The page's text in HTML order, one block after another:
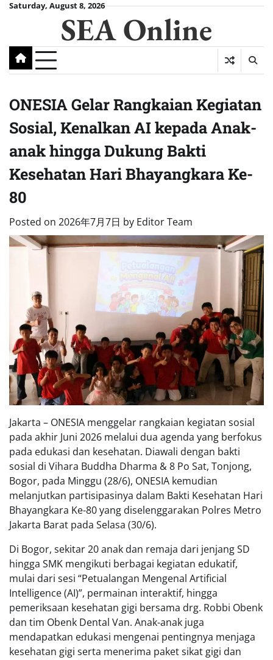
SkipSaturday, August 8, 2026
SEA Online
ONESIA Gelar Rangkaian Kegiatan
Sosial, Kenalkan AI kepada Anak-
anak hingga Dukung Bakti
Kesehatan Hari Bhayangkara Ke-
80
Posted on 2026年7月7日 by Editor Team
Jakarta – ONESIA menggelar rangkaian kegiatan sosial
pada akhir Juni 2026 melalui dua agenda yang berfokus
pada edukasi dan kesehatan. Diawali dengan bakti
sosial di Vihara Buddha Dharma & 8 Po Sat, Tonjong,
Bogor, pada Minggu (28/6), ONESIA kemudian
melanjutkan partisipasinya dalam Bakti Kesehatan Hari
Bhayangkara Ke-80 yang diselenggarakan Polres Metro
Jakarta Barat pada Selasa (30/6).
Di Bogor, sekitar 20 anak dan remaja dari jenjang SD
hingga SMK mengikuti berbagai kegiatan edukatif,
mulai dari sesi “Petualangan Mengenal Artificial
Intelligence (AI)”, permainan interaktif, hingga
pemeriksaan kesehatan gigi bersama drg. Robbi Obenk
dan tim Obenk Dental Van. Anak-anak juga
mendapatkan edukasi mengenai pentingnya menjaga
kesehatan gigi serta menerima paket sikat gigi dan